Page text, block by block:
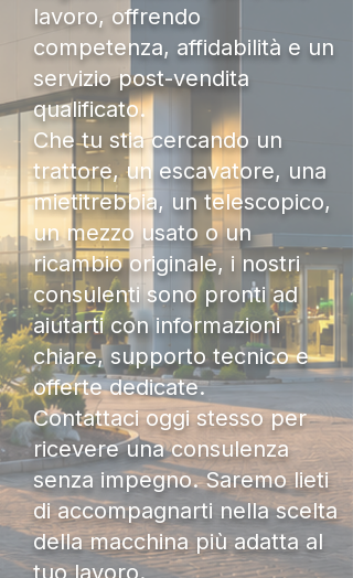
lavoro, offrendo
competenza, affidabilità e un
servizio post-vendita
qualificato.
Che tu stia cercando un
trattore, un escavatore, una
mietitrebbia, un telescopico,
un mezzo usato o un
ricambio originale, i nostri
consulenti sono pronti ad
aiutarti con informazioni
chiare, supporto tecnico e
offerte dedicate.
Contattaci oggi stesso per
ricevere una consulenza
senza impegno. Saremo lieti
di accompagnarti nella scelta
della macchina più adatta al
tuo lavoro.